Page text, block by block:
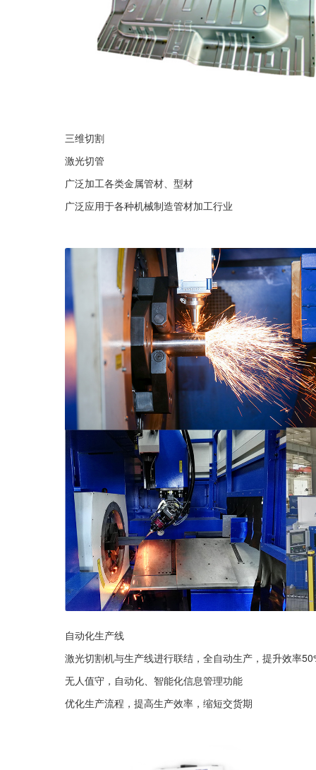
三维切割
激光切管
广泛加工各类金属管材、型材
广泛应用于各种机械制造管材加工行业
自动化生产线
激光切割机与生产线进行联结，全自动生产，提升效率
无人值守，自动化、智能化信息管理功能
优化生产流程，提高生产效率，缩短交货期